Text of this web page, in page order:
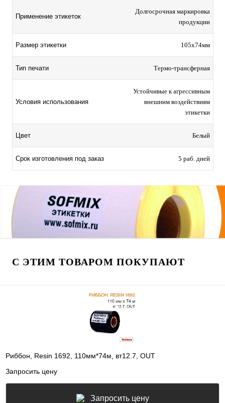
Применение этикеток
Долгосрочная маркировка
продукции
Размер этикетки 105х74мм
Тип печати Термо-трансферная
Условия использования
Устойчивые к агрессивным
внешним воздействиям
этикетки
Цвет Белый
Срок изготовления под заказ 5 раб. дней
С ЭТИМ ТОВАРОМ ПОКУПАЮТ
Риббон, Resin 1692, 110мм*74м, вт12.7, OUT
Запросить цену
Запросить цену